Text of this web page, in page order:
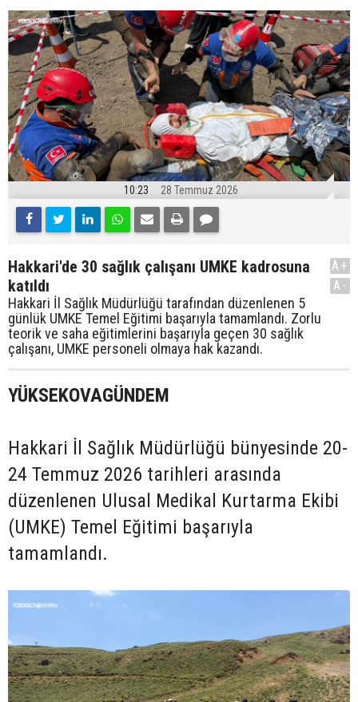
10:23 28 Temmuz 2026
Hakkari'de 30 sağlık çalışanı UMKE kadrosuna
katıldı
Hakkari İl Sağlık Müdürlüğü tarafından düzenlenen 5
günlük UMKE Temel Eğitimi başarıyla tamamlandı. Zorlu
teorik ve saha eğitimlerini başarıyla geçen 30 sağlık
çalışanı, UMKE personeli olmaya hak kazandı.
A+
A-
YÜKSEKOVAGÜNDEM
Hakkari İl Sağlık Müdürlüğü bünyesinde 20-
24 Temmuz 2026 tarihleri arasında
düzenlenen Ulusal Medikal Kurtarma Ekibi
(UMKE) Temel Eğitimi başarıyla
tamamlandı.